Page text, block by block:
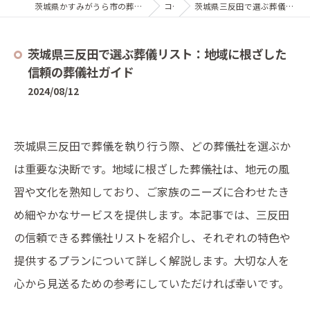
茨城県かすみがうら市の葬儀なら茨城葬祭サポート『いばサポのお葬式』 コラム 茨城県三反田で選ぶ葬儀リスト：地域に根ざした信頼の葬儀社ガイド
茨城県三反田で選ぶ葬儀リスト：地域に根ざした
信頼の葬儀社ガイド
2024/08/12
茨城県三反田で葬儀を執り行う際、どの葬儀社を選ぶか
は重要な決断です。地域に根ざした葬儀社は、地元の風
習や文化を熟知しており、ご家族のニーズに合わせたき
め細やかなサービスを提供します。本記事では、三反田
の信頼できる葬儀社リストを紹介し、それぞれの特色や
提供するプランについて詳しく解説します。大切な人を
心から見送るための参考にしていただければ幸いです。